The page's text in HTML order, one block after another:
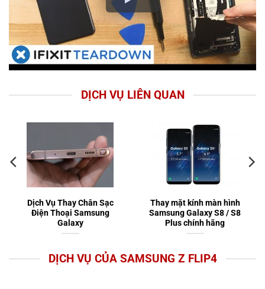
DỊCH VỤ LIÊN QUAN
Dịch Vụ Thay Chân Sạc
Điện Thoại Samsung
Galaxy
Thay mặt kính màn hình
Samsung Galaxy S8 / S8
Plus chính hãng
DỊCH VỤ CỦA SAMSUNG Z FLIP4